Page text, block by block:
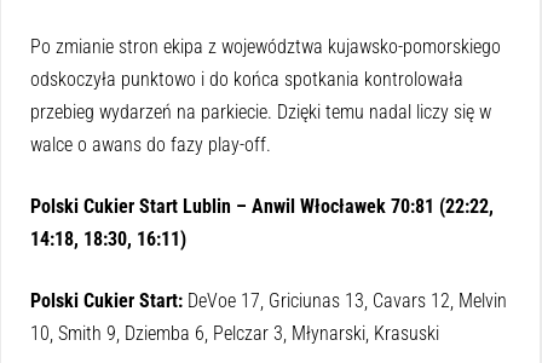
Po zmianie stron ekipa z województwa kujawsko-pomorskiego
odskoczyła punktowo i do końca spotkania kontrolowała
przebieg wydarzeń na parkiecie. Dzięki temu nadal liczy się w
walce o awans do fazy play-off.
Polski Cukier Start Lublin – Anwil Włocławek 70:81 (22:22,
14:18, 18:30, 16:11)
Polski Cukier Start: DeVoe 17, Griciunas 13, Cavars 12, Melvin
10, Smith 9, Dziemba 6, Pelczar 3, Młynarski, Krasuski